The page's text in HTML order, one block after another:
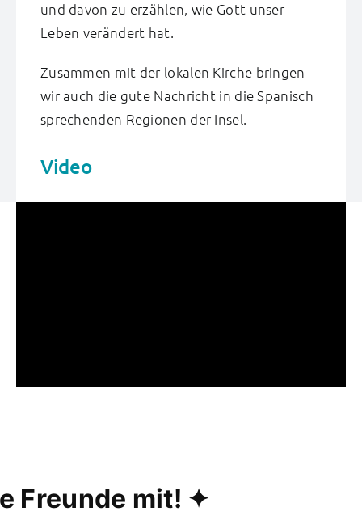
und davon zu erzählen, wie Gott unser
Leben verändert hat.
Zusammen mit der lokalen Kirche bringen
wir auch die gute Nachricht in die Spanisch
sprechenden Regionen der Insel.
Video
mit! ✦